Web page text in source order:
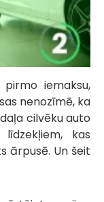
iemaksu,
nenozīmē, ka
cilvēku auto
kas
ārpusē. Un šeit